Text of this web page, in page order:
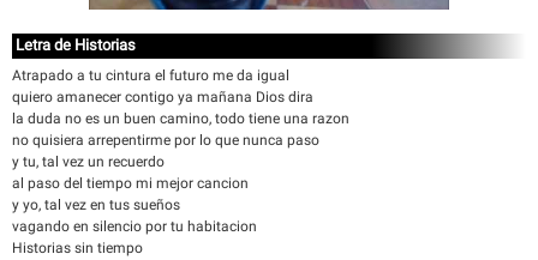
Letra de Historias
Atrapado a tu cintura el futuro me da igual
quiero amanecer contigo ya mañana Dios dira
la duda no es un buen camino, todo tiene una razon
no quisiera arrepentirme por lo que nunca paso
y tu, tal vez un recuerdo
al paso del tiempo mi mejor cancion
y yo, tal vez en tus sueños
vagando en silencio por tu habitacion
Historias sin tiempo